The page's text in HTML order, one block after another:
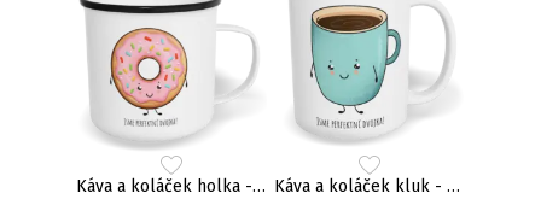
Káva a koláček holka - párový Káva a koláček kluk - párový